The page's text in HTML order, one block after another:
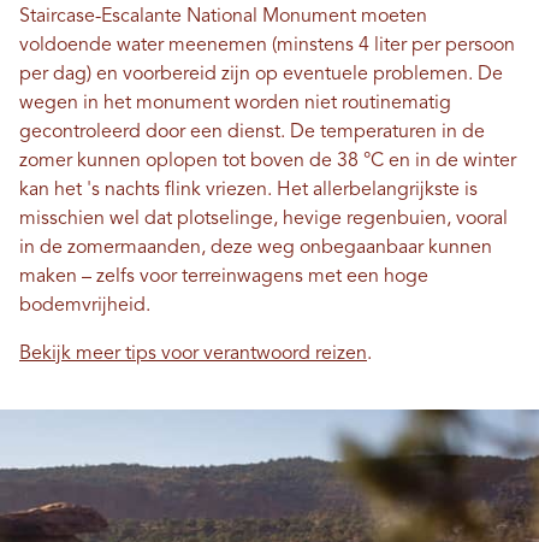
Staircase-Escalante National Monument moeten
voldoende water meenemen (minstens 4 liter per persoon
per dag) en voorbereid zijn op eventuele problemen. De
wegen in het monument worden niet routinematig
gecontroleerd door een dienst. De temperaturen in de
zomer kunnen oplopen tot boven de 38 °C en in de winter
kan het 's nachts flink vriezen. Het allerbelangrijkste is
misschien wel dat plotselinge, hevige regenbuien, vooral
in de zomermaanden, deze weg onbegaanbaar kunnen
maken – zelfs voor terreinwagens met een hoge
bodemvrijheid.
Bekijk meer tips voor verantwoord reizen.